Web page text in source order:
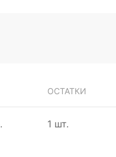
ОСТАТКИ
1 шт.